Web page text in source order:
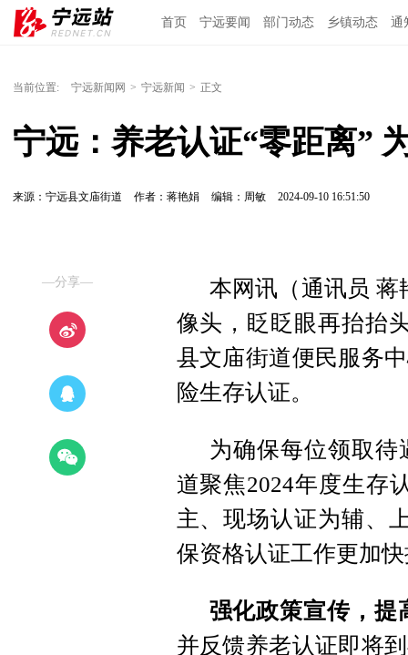
首页 宁远要闻 部门动态 乡镇动态 通
当前位置: 宁远新闻网 > 宁远新闻 > 正文
宁远：养老认证“零距离”
来源：宁远县文庙街道 作者：蒋艳娟 编辑：周敏 2024-09-10 16:51:50
—分享—
本网讯（通讯员 蒋
像头，眨眨眼再抬抬
县文庙街道便民服务
险生存认证。
为确保每位领取
道聚焦2024年度生存
主、现场认证为辅、
保资格认证工作更加
强化政策宣传，提
并反馈养老认证即将